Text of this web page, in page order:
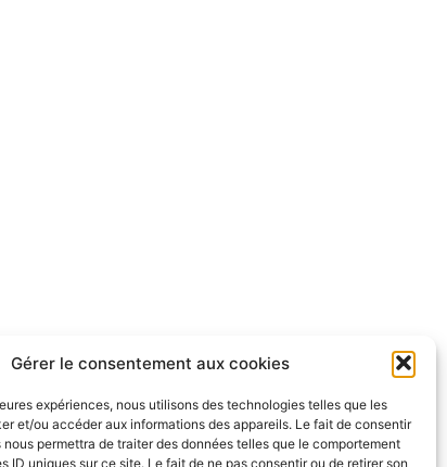
Gérer le consentement aux cookies
expériences, nous utilisons des technologies telles que les
et/ou accéder aux informations des appareils. Le fait de consentir
permettra de traiter des données telles que le comportement
ID uniques sur ce site. Le fait de ne pas consentir ou de retirer son